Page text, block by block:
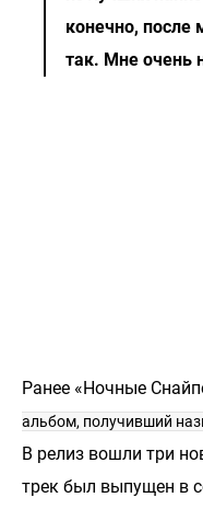
конечно, после
так. Мне очень
Ранее «Ночные
альбом, получивший
В релиз вошли три
трек был выпущен в